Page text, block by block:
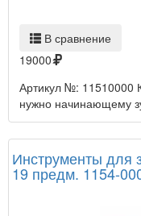
В сравнение
19000
Артикул №: 11510000
нужно начинающему
Инструменты для
19 предм. 1154-